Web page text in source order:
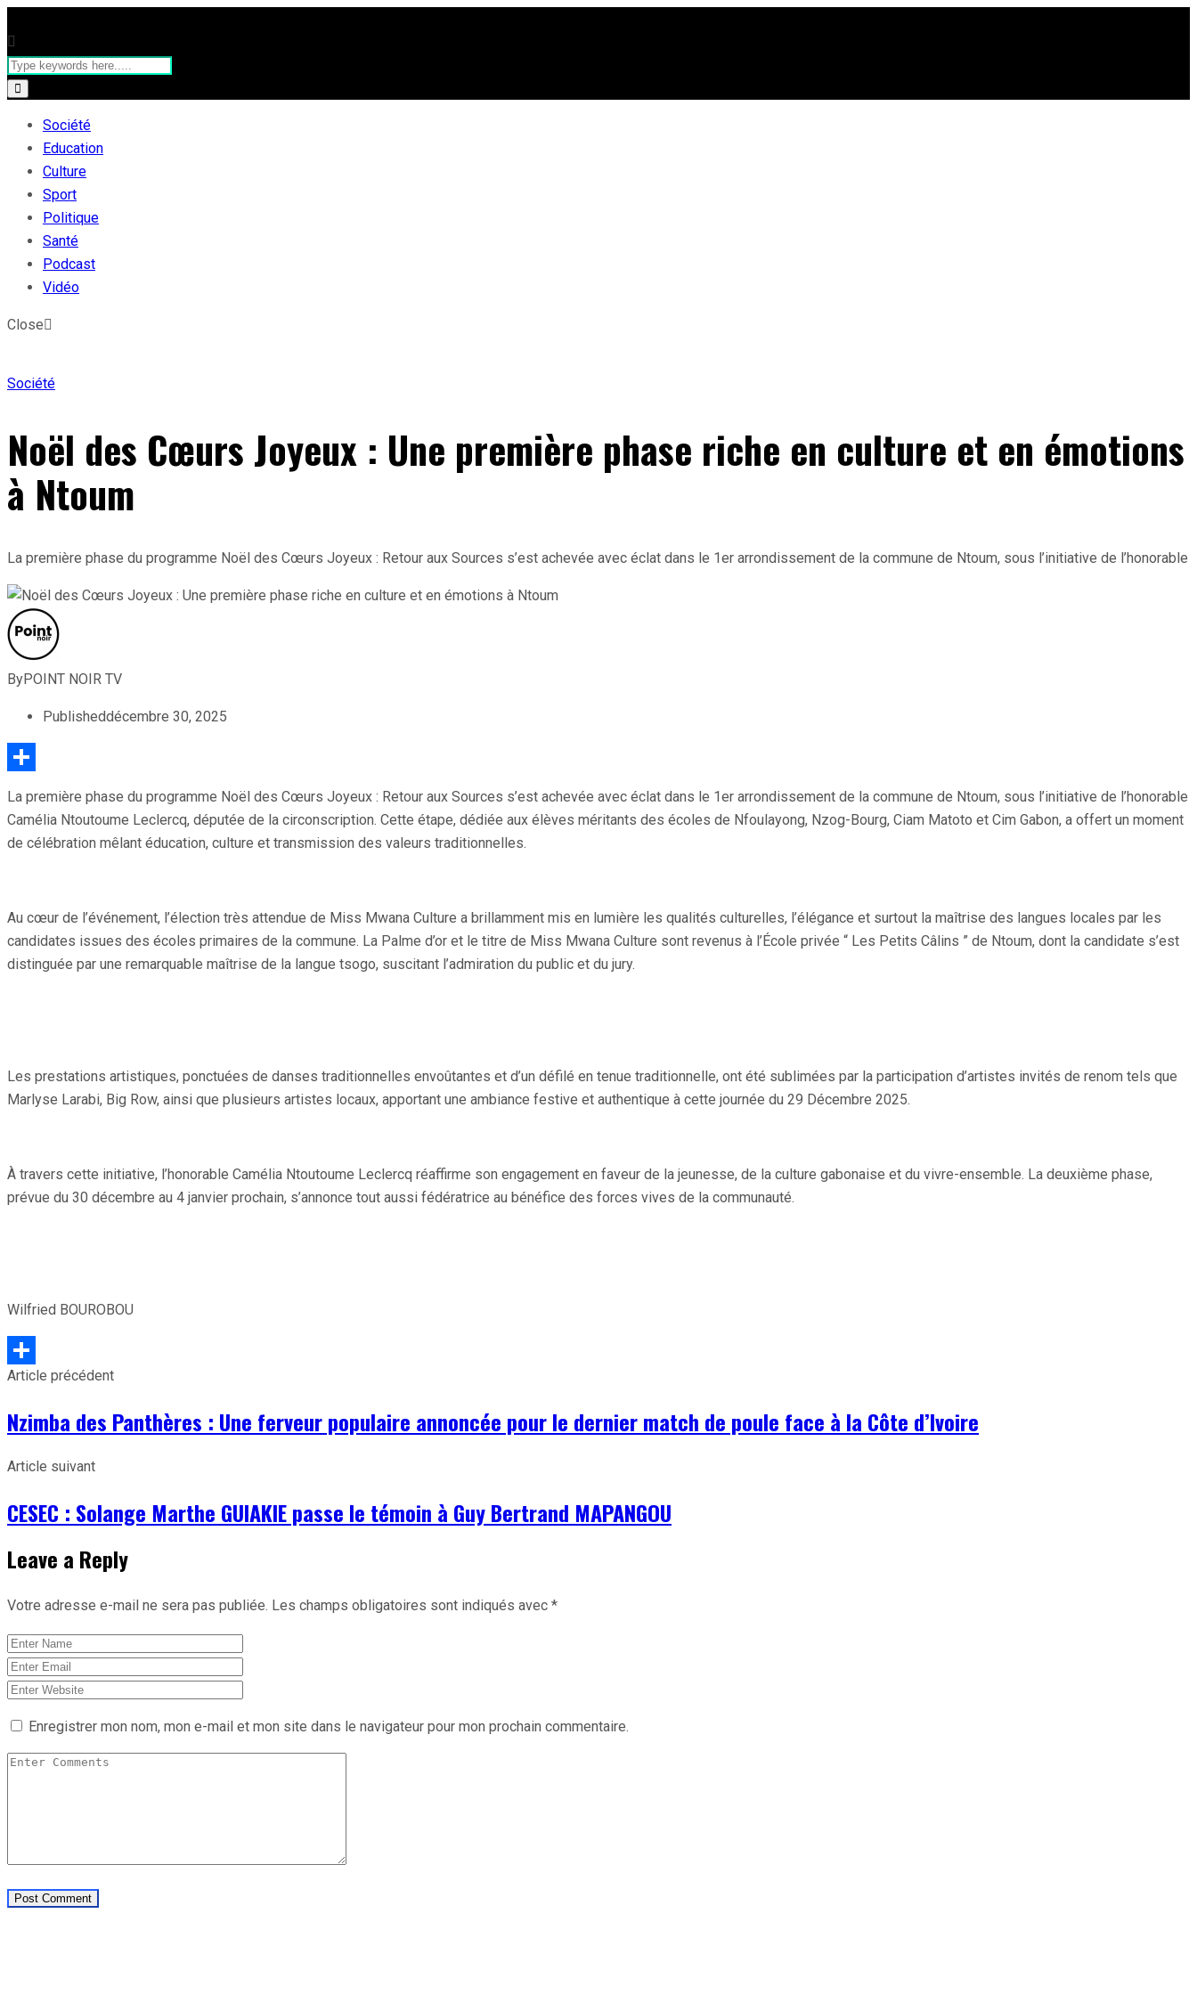
Société
Education
Culture
Sport
Politique
Santé
Podcast
Vidéo
Close
Société
Noël des Cœurs Joyeux : Une première phase riche en culture et en émotions
à Ntoum
La première phase du programme Noël des Cœurs Joyeux : Retour aux Sources s’est achevée avec éclat dans le 1er arrondissement de la commune de Ntoum, sous l’initiative de l’honorable
ByPOINT NOIR TV
Publisheddécembre 30, 2025
La première phase du programme Noël des Cœurs Joyeux : Retour aux Sources s’est achevée avec éclat dans le 1er arrondissement de la commune de Ntoum, sous l’initiative de l’honorable
Camélia Ntoutoume Leclercq, députée de la circonscription. Cette étape, dédiée aux élèves méritants des écoles de Nfoulayong, Nzog-Bourg, Ciam Matoto et Cim Gabon, a offert un moment
de célébration mêlant éducation, culture et transmission des valeurs traditionnelles.
Au cœur de l’événement, l’élection très attendue de Miss Mwana Culture a brillamment mis en lumière les qualités culturelles, l’élégance et surtout la maîtrise des langues locales par les
candidates issues des écoles primaires de la commune. La Palme d’or et le titre de Miss Mwana Culture sont revenus à l’École privée “ Les Petits Câlins ” de Ntoum, dont la candidate s’est
distinguée par une remarquable maîtrise de la langue tsogo, suscitant l’admiration du public et du jury.
Les prestations artistiques, ponctuées de danses traditionnelles envoûtantes et d’un défilé en tenue traditionnelle, ont été sublimées par la participation d’artistes invités de renom tels que
Marlyse Larabi, Big Row, ainsi que plusieurs artistes locaux, apportant une ambiance festive et authentique à cette journée du 29 Décembre 2025.
À travers cette initiative, l’honorable Camélia Ntoutoume Leclercq réaffirme son engagement en faveur de la jeunesse, de la culture gabonaise et du vivre-ensemble. La deuxième phase,
prévue du 30 décembre au 4 janvier prochain, s’annonce tout aussi fédératrice au bénéfice des forces vives de la communauté.
Wilfried BOUROBOU
Partager
Article précédent
Nzimba des Panthères : Une ferveur populaire annoncée pour le dernier match de poule face à la Côte d’Ivoire
Article suivant
CESEC : Solange Marthe GUIAKIE passe le témoin à Guy Bertrand MAPANGOU
Leave a Reply
Votre adresse e-mail ne sera pas publiée. Les champs obligatoires sont indiqués avec *
Enregistrer mon nom, mon e-mail et mon site dans le navigateur pour mon prochain commentaire.